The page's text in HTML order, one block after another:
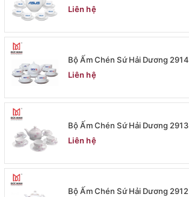
Liên hệ
Bộ Ấm Chén Sứ Hải Dương 2914
Liên hệ
Bộ Ấm Chén Sứ Hải Dương 2913
Liên hệ
Bộ Ấm Chén Sứ Hải Dương 2912